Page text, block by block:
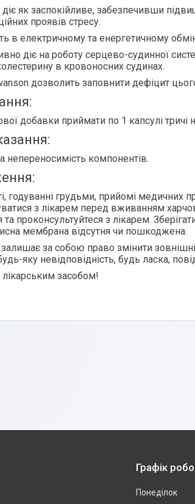
як заспокійливе, забезпечивши
проявів стресу.
в електричному та енергетичному
діє на роботу серцево-судинної
в кровоносних судинах.
дозволить заповнити дефіцит
добавки приймати по 1 капсулі тричі
непереносимість компонентів.
годуванні грудьми, прийомі медичних
з лікарем перед вживанням
та проконсультуйтеся з лікарем.
мембрана відсутня чи пошкоджена.
за собою право змінити
яку невідповідність, будь ласка,
засобом!
Графік
Понеділок